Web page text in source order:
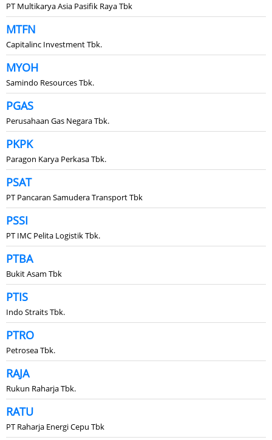
PT Multikarya Asia Pasifik Raya Tbk
MTFN
Capitalinc Investment Tbk.
MYOH
Samindo Resources Tbk.
PGAS
Perusahaan Gas Negara Tbk.
PKPK
Paragon Karya Perkasa Tbk.
PSAT
PT Pancaran Samudera Transport Tbk
PSSI
PT IMC Pelita Logistik Tbk.
PTBA
Bukit Asam Tbk
PTIS
Indo Straits Tbk.
PTRO
Petrosea Tbk.
RAJA
Rukun Raharja Tbk.
RATU
PT Raharja Energi Cepu Tbk